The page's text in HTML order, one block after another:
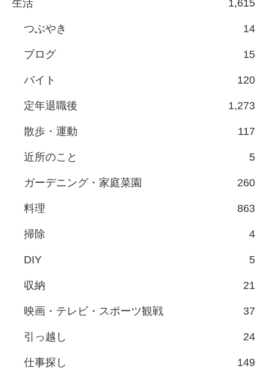
生活 1,615
つぶやき 14
ブログ 15
バイト 120
定年退職後 1,273
散歩・運動 117
近所のこと 5
ガーデニング・家庭菜園 260
料理 863
掃除 4
DIY 5
収納 21
映画・テレビ・スポーツ観戦 37
引っ越し 24
仕事探し 149